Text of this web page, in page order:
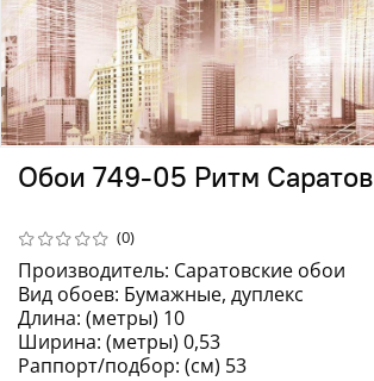
(0)
Обои 749-05 Ритм Саратов
Производитель: Саратовские обои
Вид обоев: Бумажные, дуплекс
Длина: (метры) 10
Ширина: (метры) 0,53
Раппорт/подбор: (см) 53